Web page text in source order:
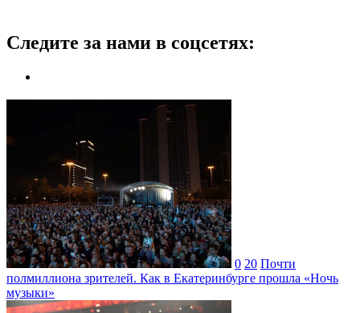
Следите за нами в соцсетях:
0 20 Почти
полмиллиона зрителей. Как в Екатеринбурге прошла «Ночь
музыки»